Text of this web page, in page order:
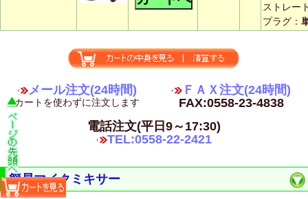
ストレー
プラグ：
メール注文(24時間)
カートを使わずに注文します
ＦＡＸ注文(24時間)
FAX:0558-23-4838
電話注文(平日9～17:30)
TEL:0558-22-2421
簡易マイクミキサー